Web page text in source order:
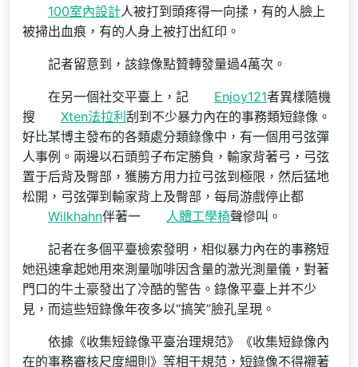
100室內設計人被打到頭疼得一向揉，有的人臉上
被掃出血痕，有的人身上被打出紅印。
記者留意到，該錄像點贊轉發量過4萬次。
在另一個社交平臺上，記 Enjoy121者異樣隨機
搜
Xten法拉利 刮到不少暴力內在的事務類短錄像。
好比某博主發布的各類處分類錄像中，有一個用弓弦彈
人事例。兩邊以石頭剪子布定勝負，輸家背著弓，弓弦
置于后背及臀部，獲勝方用力拉弓弦到極限，然后猛地
松開，弓弦彈到輸家背上及臀部，每局游戲停止都
Wilkhahn伴著一 人體工學椅聲慘叫。
記者在多個平臺檢索發明，相似暴力內在的事務短
她迅速拿起她用來測量咖啡因含量的激光測量儀，對著
門口的牛土豪發出了冷酷的警告。錄像平臺上并不少
見，而這些短錄像年夜多以“搞笑”臉孔呈現。
依據《收集短錄像平臺治理規范》《收集短錄像內
在的事務審核尺度細則》等相干規范，短錄像不得襯著